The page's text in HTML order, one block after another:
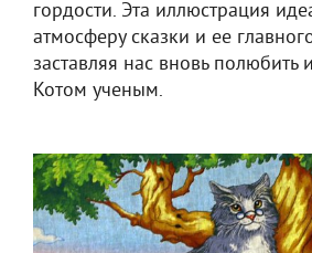
гордости. Эта иллюстрация
атмосферу сказки и ее
заставляя нас вновь полюбить
Котом ученым.